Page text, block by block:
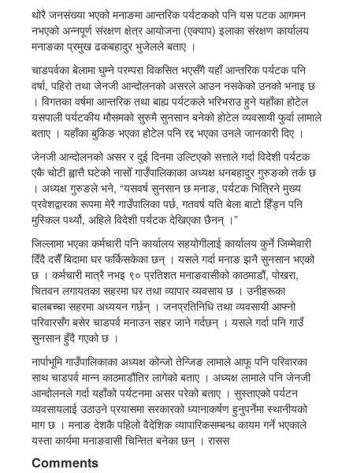
थोरै जनसंख्या भएको मनाङमा आन्तरिक पर्यटकको पनि यस पटक आगमन
नभएको अन्नपूर्ण संरक्षण क्षेत्र आयोजना (एक्याप) इलाका संरक्षण कार्यालय
मनाङका प्रमुख ढकबहादुर भुजेलले बताए ।
चाडपर्वका बेलामा घुम्ने परम्परा विकसित भएसँगै यहाँ आन्तरिक पर्यटक पनि
वर्षा, पहिरो तथा जेनजी आन्दोलनको असरले आउन नसकेको उनको भनाइ छ
। विगतका वर्षमा आन्तरिक तथा बाह्य पर्यटकले भरिभराउ हुने यहाँका होटेल
यसपाली पर्यटकीय मौसमको सुरुमै सुनसान बनेको होटेल व्यवसायी फुर्वा लामाले
बताए । यहाँका बुकिङ भएका होटेल पनि रद्द भएका उनले जानकारी दिए ।
जेनजी आन्दोलनको असर र दुई दिनमा उल्टिएको सत्ताले गर्दा विदेशी पर्यटक
एकै चोटी ह्वात्तै घटेको नासोँ गाउँपालिकाका अध्यक्ष धनबहादुर गुरुङको तर्क छ
। अध्यक्ष गुरुङले भने, “यसवर्ष सुनसान छ मनाङ, पर्यटक भित्रिने मुख्य
प्रवेशद्वारका रूपमा मेरै गाउँपालिका पर्छ, गतवर्ष यति बेला बाटो हिँड्न पनि
मुस्किल पर्थ्यो, अहिले विदेशी पर्यटक देखिएका छैनन् ।”
जिल्लामा भएका कर्मचारी पनि कार्यालय सहयोगीलाई कार्यालय कुर्ने जिम्मेवारी
दिँदै दसैँ बिदामा घर फर्किसकेका छन् । यसले गर्दा मनाङ झनै सुनसान भएको
छ । कर्मचारी मात्रै नभइ ९० प्रतिशत मनाङवासीको काठमाडौं, पोखरा,
चितवन लगायतका सहरमा घर तथा व्यापार व्यवसाय छ । उनीहरूका
बालबच्चा सहरमा अध्ययन गर्छन् । जनप्रतिनिधि तथा व्यवसायी आफ्नो
परिवारसँग बसेर चाडपर्व मनाउन सहर जाने गर्दछन् । यसले गर्दा पनि गाउँ
सुनसान हुँदै गएको छ ।
नार्पाभूमि गाउँपालिकाका अध्यक्ष कोन्जो तेन्जिङ लामाले आफू पनि परिवारका
साथ चाडपर्व मान्न काठमाडौंतिर लागेको बताए । अध्यक्ष लामाले पनि जेनजी
आन्दोलनले गर्दा यहाँको पर्यटनमा असर परेको बताए । सुस्ताएको पर्यटन
व्यवसायलाई उठाउने प्रयासमा सरकारको ध्यानाकर्षण हुनुपर्नेमा स्थानीयको
माग छ । मनाङ देशकै पहिलो वैदेशिक व्यापारिकसम्बन्ध कायम गर्ने भएकाले
यस्ता कार्यमा मनाङवासी चिन्तित बनेका छन् । रासस
Comments